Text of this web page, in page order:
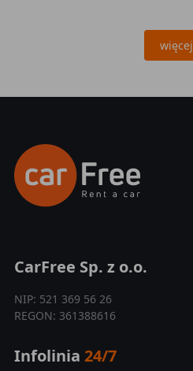
więcej
CarFree Sp. z o.o.
NIP: 521 369 56 26
REGON: 361388616
Infolinia 24/7